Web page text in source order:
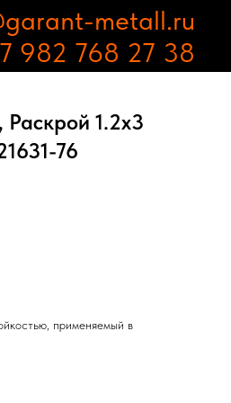
metall.ru
982 768 27 38
1.2х3
76
применяемый в